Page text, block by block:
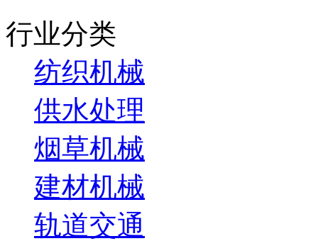
行业分类
纺织机械
供水处理
烟草机械
建材机械
轨道交通